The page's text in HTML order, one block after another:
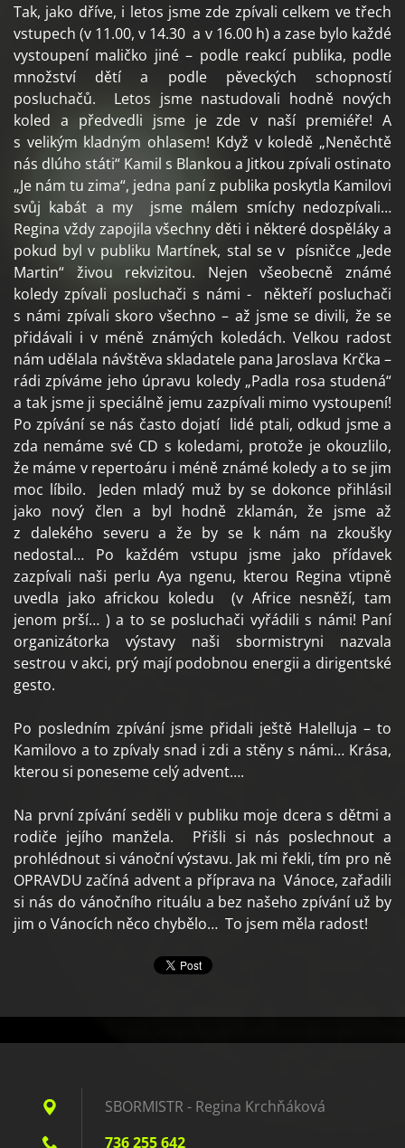
Tak, jako dříve, i letos jsme zde zpívali celkem ve třech
vstupech (v 11.00, v 14.30 a v 16.00 h) a zase bylo každé
vystoupení maličko jiné – podle reakcí publika, podle
množství dětí a podle pěveckých schopností
posluchačů. Letos jsme nastudovali hodně nových
koled a předvedli jsme je zde v naší premiéře! A
s velikým kladným ohlasem! Když v koledě „Neněchtě
nás dlúho státi“ Kamil s Blankou a Jitkou zpívali ostinato
„Je nám tu zima“, jedna paní z publika poskytla Kamilovi
svůj kabát a my jsme málem smíchy nedozpívali…
Regina vždy zapojila všechny děti i některé dospěláky a
pokud byl v publiku Martínek, stal se v písničce „Jede
Martin“ živou rekvizitou. Nejen všeobecně známé
koledy zpívali posluchači s námi - někteří posluchači
s námi zpívali skoro všechno – až jsme se divili, že se
přidávali i v méně známých koledách. Velkou radost
nám udělala návštěva skladatele pana Jaroslava Krčka –
rádi zpíváme jeho úpravu koledy „Padla rosa studená“
a tak jsme ji speciálně jemu zazpívali mimo vystoupení!
Po zpívání se nás často dojatí lidé ptali, odkud jsme a
zda nemáme své CD s koledami, protože je okouzlilo,
že máme v repertoáru i méně známé koledy a to se jim
moc líbilo. Jeden mladý muž by se dokonce přihlásil
jako nový člen a byl hodně zklamán, že jsme až
z dalekého severu a že by se k nám na zkoušky
nedostal… Po každém vstupu jsme jako přídavek
zazpívali naši perlu Aya ngenu, kterou Regina vtipně
uvedla jako africkou koledu (v Africe nesněží, tam
jenom prší… ) a to se posluchači vyřádili s námi! Paní
organizátorka výstavy naši sbormistryni nazvala
sestrou v akci, prý mají podobnou energii a dirigentské
gesto.
Po posledním zpívání jsme přidali ještě Halelluja – to
Kamilovo a to zpívaly snad i zdi a stěny s námi… Krása,
kterou si poneseme celý advent….
Na první zpívání seděli v publiku moje dcera s dětmi a
rodiče jejího manžela. Přišli si nás poslechnout a
prohlédnout si vánoční výstavu. Jak mi řekli, tím pro ně
OPRAVDU začíná advent a příprava na Vánoce, zařadili
si nás do vánočního rituálu a bez našeho zpívání už by
jim o Vánocích něco chybělo… To jsem měla radost!
SBORMISTR - Regina Krchňáková
736 255 642